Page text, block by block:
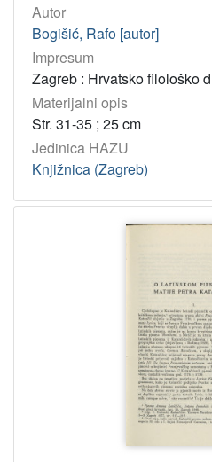
Autor
Bogišić, Rafo [autor]
Impresum
Zagreb : Hrvatsko filološko
Materijalni opis
Str. 31-35 ; 25 cm
Jedinica HAZU
Knjižnica (Zagreb)